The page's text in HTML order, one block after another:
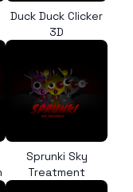
Duck Duck Clicker
3D
Sprunki Sky
Treatment